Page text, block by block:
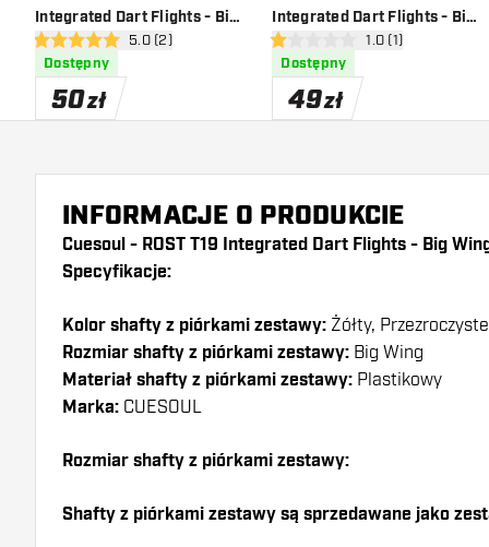
Integrated Dart Flights - Big
Wing - Yellow Whiteotwórz panel recenzji
5 gwiazdki oceny5.0 (2)
Dostępny
50zł
Integrated Dart Flights - Big
Wing - Clear Yellow
otwórz panel
1 gwiazdki oceny1.0 (1)
Dostępny
49zł
INFORMACJE O PRODUKCIE
Cuesoul - ROST T19 Integrated Dart Flights - Big
Specyfikacje:
Kolor shafty z piórkami zestawy: Żółty, Przezroczyste
Rozmiar shafty z piórkami zestawy: Big Wing
Materiał shafty z piórkami zestawy: Plastikowy
Marka: CUESOUL
Rozmiar shafty z piórkami zestawy:
Shafty z piórkami zestawy są sprzedawane jako